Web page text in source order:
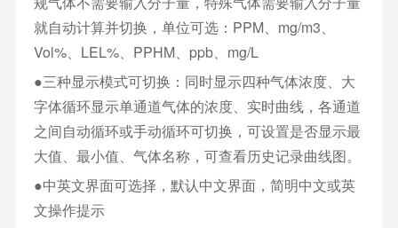
就自动计算并切换，单位可选：PPM、mg/m3、
Vol%、LEL%、PPHM、ppb、mg/L
●三种显示模式可切换：同时显示四种气体浓度、大
字体循环显示单通道气体的浓度、实时曲线，各通道
之间自动循环或手动循环可切换，可设置是否显示最
大值、最小值、气体名称，可查看历史记录曲线图。
●中英文界面可选择，默认中文界面，简明中文或英
文操作提示